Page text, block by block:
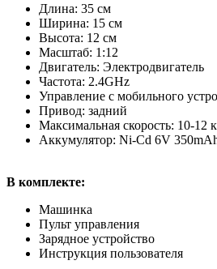
Длина: 35 см
Ширина: 15 см
Высота: 12 см
Масштаб: 1:12
Двигатель: Электродвигатель
Частота: 2.4GHz
Управление с мобильного
Привод: задний
Максимальная скорость: 10-12
Аккумулятор: Ni-Cd 6V
В комплекте:
Машинка
Пульт управления
Зарядное устройство
Инструкция пользователя